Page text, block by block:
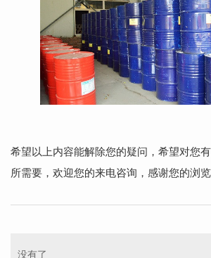
希望以上内容能解除您的疑问，希望对您
所需要，欢迎您的来电咨询，感谢您的浏览
没有了